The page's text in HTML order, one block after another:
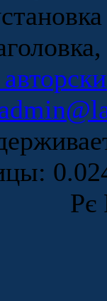
Рє